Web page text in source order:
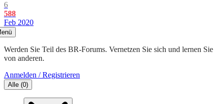
6
588
Feb 2020
Werden Sie Teil des BR-Forums. Vernetzen Sie sich und lernen Sie
von anderen.
Anmelden / Registrieren
Alle (0)